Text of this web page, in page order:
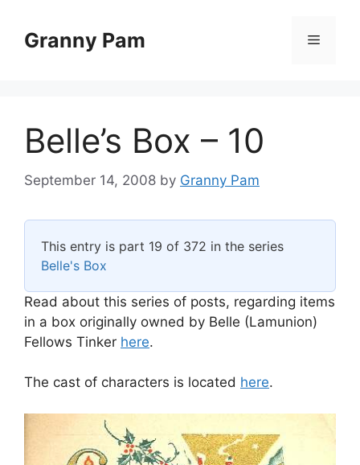
contentGranny Pam Menu
Belle’s Box – 10
September 14, 2008 by Granny Pam
This entry is part 19 of 372 in the series
Belle's Box
Read about this series of posts, regarding items
in a box originally owned by Belle (Lamunion)
Fellows Tinker here.
The cast of characters is located here.